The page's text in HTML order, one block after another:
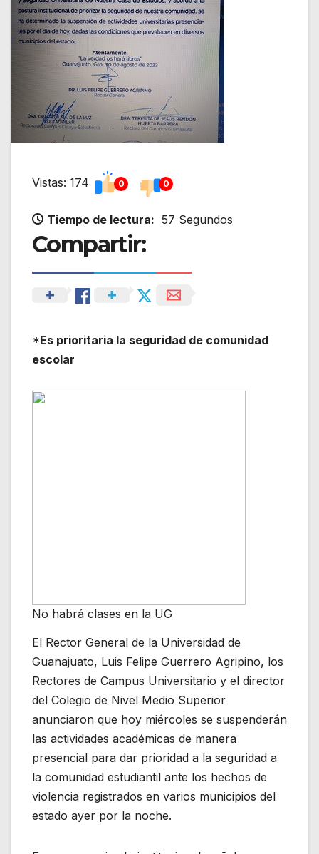
Vistas: 174 0 0
Tiempo de lectura: 57 Segundos
Compartir:
*Es prioritaria la seguridad de comunidad
escolar
No habrá clases en la UG
El Rector General de la Universidad de
Guanajuato, Luis Felipe Guerrero Agripino, los
Rectores de Campus Universitario y el director
del Colegio de Nivel Medio Superior
anunciaron que hoy miércoles se suspenderán
las actividades académicas de manera
presencial para dar prioridad a la seguridad a
la comunidad estudiantil ante los hechos de
violencia registrados en varios municipios del
estado ayer por la noche.